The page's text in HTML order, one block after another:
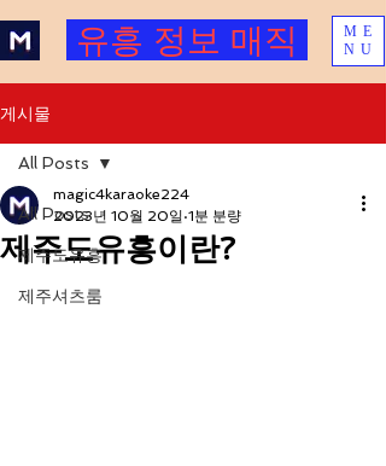
ME
NU
유흥 정보 매직
게시물
All Posts
제주도유흥
제주셔츠룸
All Posts
제주도유흥이란?
magic4karaoke224
2023년 10월 20일 1분 분량